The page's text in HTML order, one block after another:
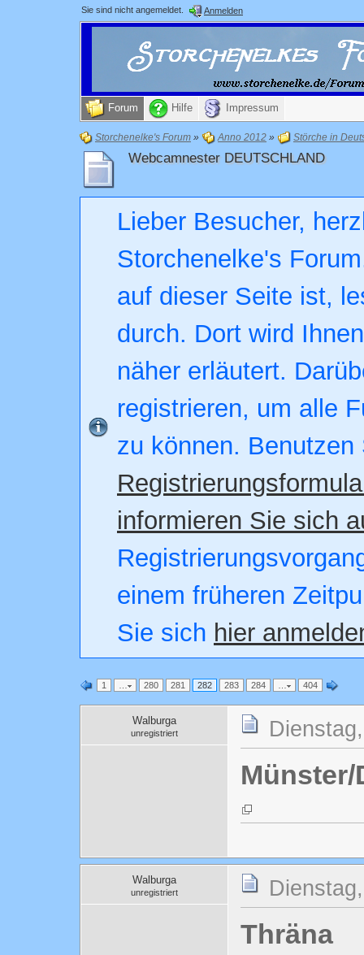
Sie sind nicht angemeldet. Anmelden
Forum Hilfe Impressum
Storchenelke's Forum » Anno 2012 » Störche in
Webcamnester DEUTSCHLAND
Lieber Besucher,
Storchenelke's
auf dieser Seite ist,
durch. Dort wird
näher erläutert.
registrieren, um alle
zu können. Benutzen
informieren Sie sich
einem früheren
Sie sich hier
1 … 280 281 282 283 284 … 404
Walburga
unregistriert
Walburga
unregistriert
Thräna